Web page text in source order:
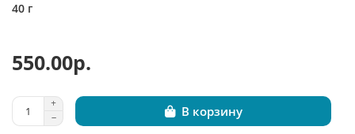
40 г
550.00р.
В корзину